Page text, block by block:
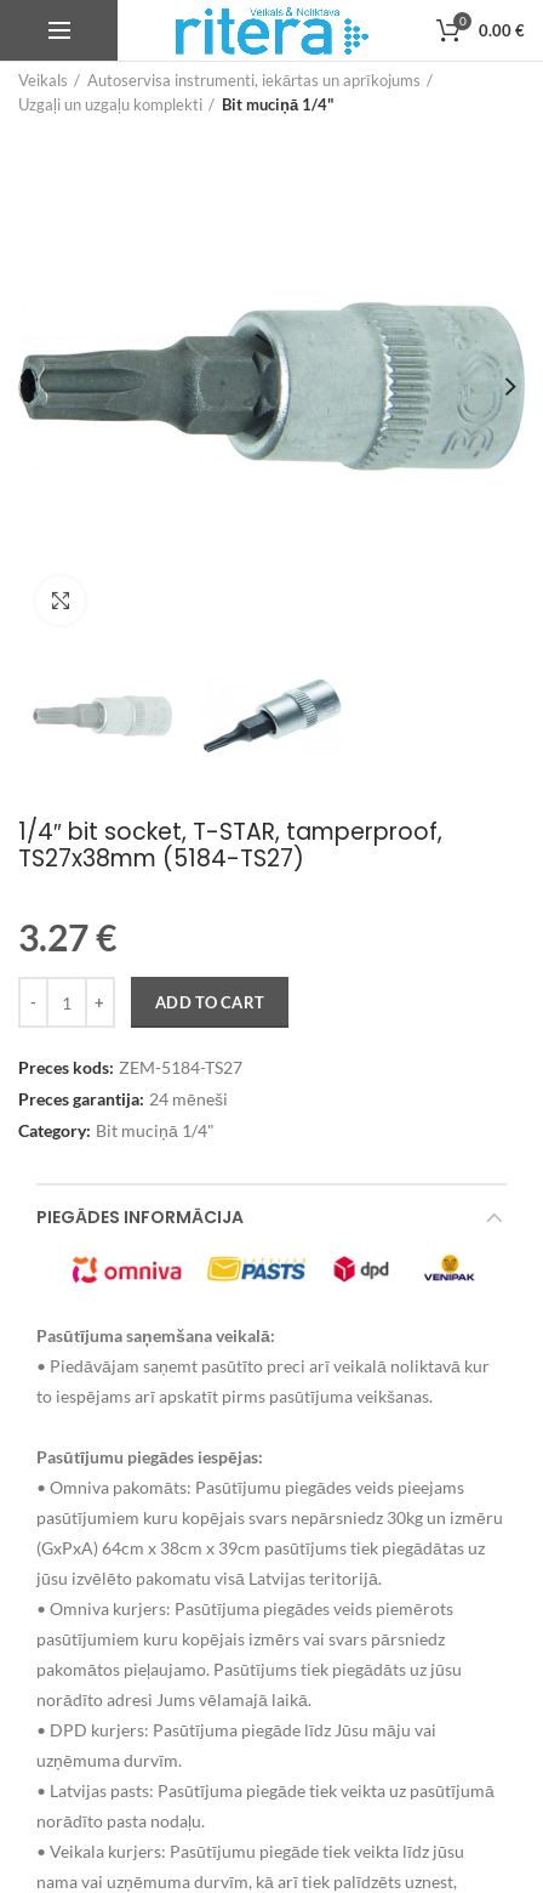
0 0.00€
Veikals
Autoservisa instrumenti, iekārtas un aprīkojums
Uzgaļi un uzgaļu komplekti
Bit muciņā 1/4"
1/4″ bit socket, T-STAR, tamperproof,
TS27x38mm (5184-TS27)
3.27€
ADD TO CART
Preces kods: ZEM-5184-TS27
Preces garantija: 24 mēneši
Category: Bit muciņā 1/4"
PIEGĀDES INFORMĀCIJA
Pasūtījuma saņemšana veikalā:
• Piedāvājam saņemt pasūtīto preci arī veikalā noliktavā kur
to iespējams arī apskatīt pirms pasūtījuma veikšanas.
Pasūtījumu piegādes iespējas:
• Omniva pakomāts: Pasūtījumu piegādes veids pieejams
pasūtījumiem kuru kopējais svars nepārsniedz 30kg un izmēru
(GxPxA) 64cm x 38cm x 39cm pasūtījums tiek piegādātas uz
jūsu izvēlēto pakomatu visā Latvijas teritorijā.
• Omniva kurjers: Pasūtījuma piegādes veids piemērots
pasūtījumiem kuru kopējais izmērs vai svars pārsniedz
pakomātos pieļaujamo. Pasūtījums tiek piegādāts uz jūsu
norādīto adresi Jums vēlamajā laikā.
• DPD kurjers: Pasūtījuma piegāde līdz Jūsu māju vai
uzņēmuma durvīm.
• Latvijas pasts: Pasūtījuma piegāde tiek veikta uz pasūtījumā
norādīto pasta nodaļu.
• Veikala kurjers: Pasūtījumu piegāde tiek veikta līdz jūsu
nama vai uzņēmuma durvīm, kā arī tiek palīdzēts uznest,